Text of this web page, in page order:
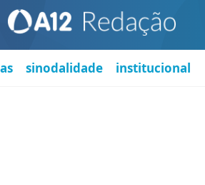
sinodalidade institucional